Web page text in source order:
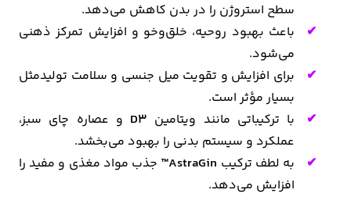
سطح استروژن را در بدن کاهش می‌دهد.
باعث بهبود روحیه، خلق‌وخو و افزایش تمرکز ذهنی
می‌شود.
برای افزایش و تقویت میل جنسی و سلامت تولیدمثل
بسیار مؤثر است.
با ترکیباتی مانند ویتامین D3 و عصاره چای سبز،
عملکرد و سیستم بدنی را بهبود می‌بخشد.
به لطف ترکیب AstraGin™ جذب مواد مغذی و مفید را
افزایش می‌دهد.